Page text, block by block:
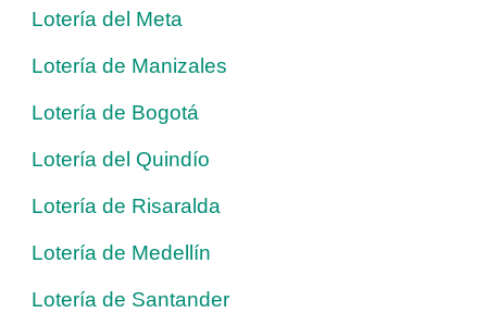
Lotería del Meta
Lotería de Manizales
Lotería de Bogotá
Lotería del Quindío
Lotería de Risaralda
Lotería de Medellín
Lotería de Santander